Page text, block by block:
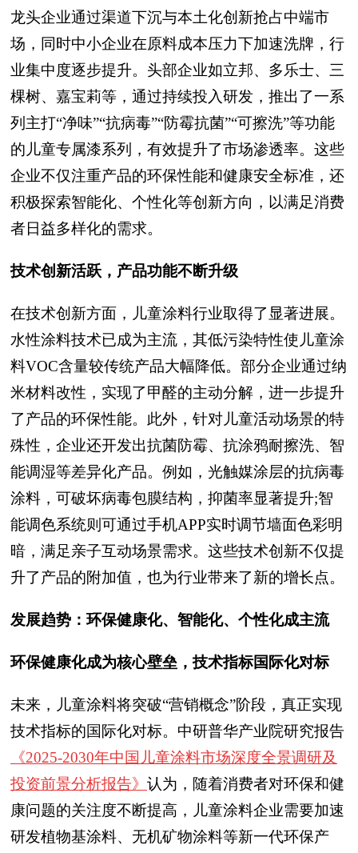
龙头企业通过渠道下沉与本土化创新抢占中端市
场，同时中小企业在原料成本压力下加速洗牌，行
业集中度逐步提升。头部企业如立邦、多乐士、三
棵树、嘉宝莉等，通过持续投入研发，推出了一系
列主打“净味”“抗病毒”“防霉抗菌”“可擦洗”等功能
的儿童专属漆系列，有效提升了市场渗透率。这些
企业不仅注重产品的环保性能和健康安全标准，还
积极探索智能化、个性化等创新方向，以满足消费
者日益多样化的需求。
技术创新活跃，产品功能不断升级
在技术创新方面，儿童涂料行业取得了显著进展。
水性涂料技术已成为主流，其低污染特性使儿童涂
料VOC含量较传统产品大幅降低。部分企业通过纳
米材料改性，实现了甲醛的主动分解，进一步提升
了产品的环保性能。此外，针对儿童活动场景的特
殊性，企业还开发出抗菌防霉、抗涂鸦耐擦洗、智
能调湿等差异化产品。例如，光触媒涂层的抗病毒
涂料，可破坏病毒包膜结构，抑菌率显著提升;智
能调色系统则可通过手机APP实时调节墙面色彩明
暗，满足亲子互动场景需求。这些技术创新不仅提
升了产品的附加值，也为行业带来了新的增长点。
发展趋势：环保健康化、智能化、个性化成主流
环保健康化成为核心壁垒，技术指标国际化对标
未来，儿童涂料将突破“营销概念”阶段，真正实现
技术指标的国际化对标。 中研普华产业院研究报告
《2025-2030年中国儿童涂料市场深度全景调研及
投资前景分析报告》 认为，随着消费者对环保和健
康问题的关注度不断提高，儿童涂料企业需要加速
研发植物基涂料、无机矿物涂料等新一代环保产